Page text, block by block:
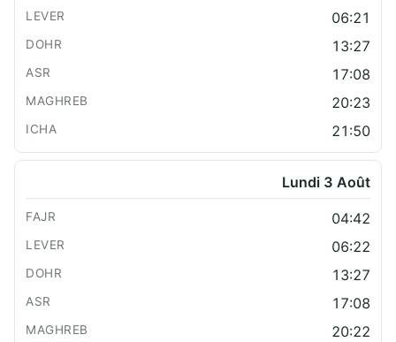
06:21
13:27
17:08
20:23
21:50
Lundi 3 Août
04:42
06:22
13:27
17:08
20:22